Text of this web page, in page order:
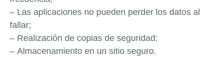
– Las aplicaciones no pueden perder los datos al
fallar;
– Realización de copias de seguridad;
– Almacenamiento en un sitio seguro.